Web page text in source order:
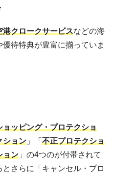
港クロークサービスなどの海
待特典が豊富に揃っていま
ョッピング・プロテクショ
ション 」「 不正プロテクショ
ョン 」の4つのが付帯されて
さらに「キャンセル・プロ